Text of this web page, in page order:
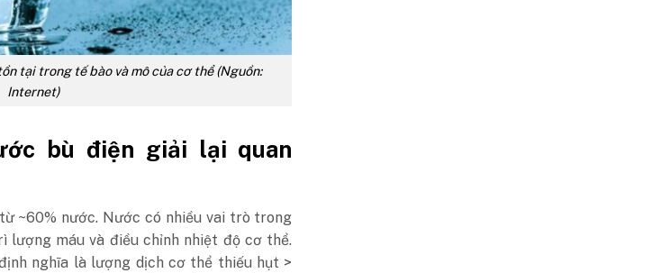
tại trong tế bào và mô của cơ thể (Nguồn:
Internet)
bù điện giải lại quan
~60% nước. Nước có nhiều vai trò trong
máu và điều chỉnh nhiệt độ cơ thể.
nghĩa là lượng dịch cơ thể thiếu hụt >